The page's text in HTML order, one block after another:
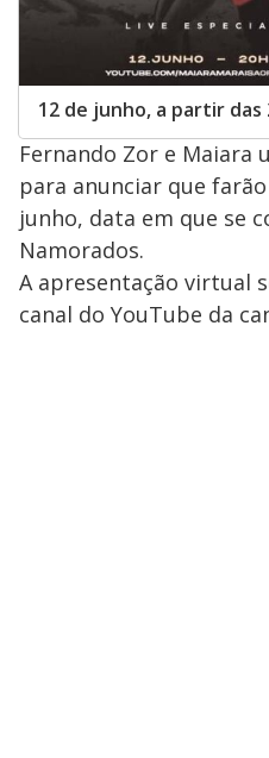
12 de junho, a partir das
Fernando Zor e Maiara
para anunciar que
junho, data em que se
Namorados.
A apresentação virtual
canal do YouTube da